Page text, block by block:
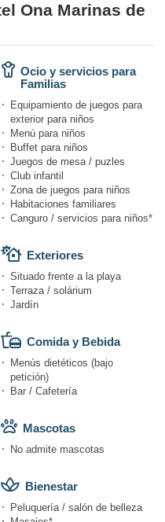
Ona Marinas de
Ocio y servicios para
Familias
Equipamiento de juegos para
exterior para niños
Menú para niños
Buffet para niños
Juegos de mesa / puzles
Club infantil
Zona de juegos para niños
Habitaciones familiares
Canguro / servicios para niños*
Exteriores
Situado frente a la playa
Terraza / solárium
Jardín
Comida y Bebida
Menús dietéticos (bajo
petición)
Bar / Cafetería
Mascotas
No admite mascotas
Bienestar
Peluquería / salón de belleza